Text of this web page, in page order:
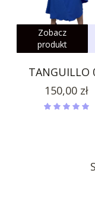
Zobacz
produkt
TANGUILLO
Cena
150,00 zł